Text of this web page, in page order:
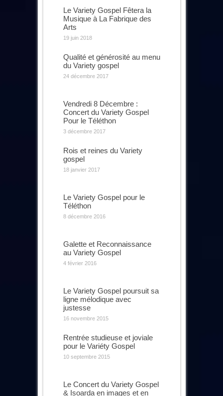
Le Variety Gospel Fêtera la
Musique à La Fabrique des
Arts
19 juin 2018
Qualité et générosité au menu
du Variety gospel
24 décembre 2017
Vendredi 8 Décembre :
Concert du Variety Gospel
Pour le Téléthon
3 décembre 2017
Rois et reines du Variety
gospel
18 janvier 2017
Le Variety Gospel pour le
Téléthon
8 décembre 2016
Galette et Reconnaissance
au Variety Gospel
4 février 2016
Le Variety Gospel poursuit sa
ligne mélodique avec
justesse
16 novembre 2015
Rentrée studieuse et joviale
pour le Variéty Gospel
10 septembre 2015
Le Concert du Variety Gospel
& Isoarda en images et en